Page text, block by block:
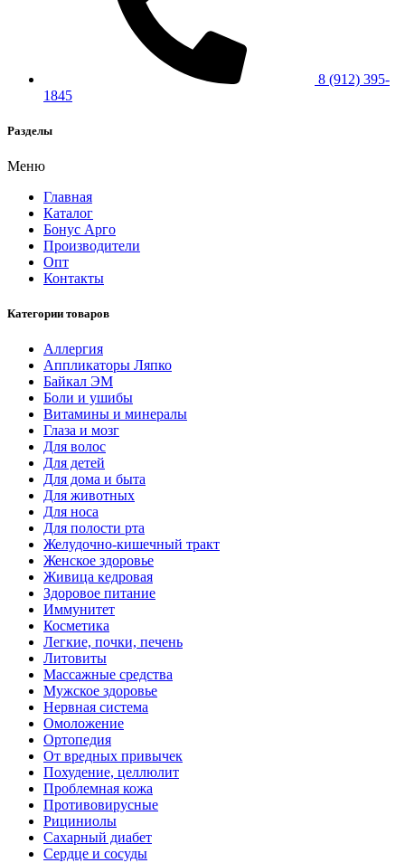
8 (912) 395-
1845
Разделы
Меню
Главная
Каталог
Бонус Арго
Производители
Опт
Контакты
Категории товаров
Аллергия
Аппликаторы Ляпко
Байкал ЭМ
Боли и ушибы
Витамины и минералы
Глаза и мозг
Для волос
Для детей
Для дома и быта
Для животных
Для носа
Для полости рта
Желудочно-кишечный тракт
Женское здоровье
Живица кедровая
Здоровое питание
Иммунитет
Косметика
Легкие, почки, печень
Литовиты
Массажные средства
Мужское здоровье
Нервная система
Омоложение
Ортопедия
От вредных привычек
Похудение, целлюлит
Проблемная кожа
Противовирусные
Рициниолы
Сахарный диабет
Сердце и сосуды